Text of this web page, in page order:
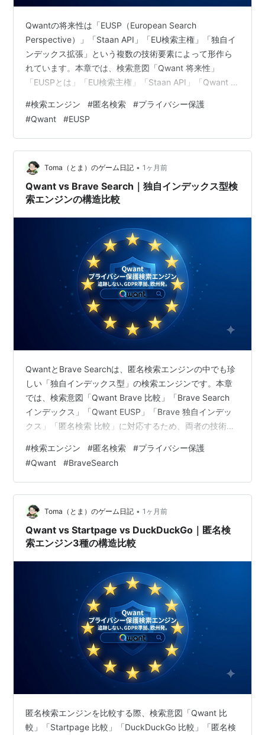
Qwantの将来性は「EUSP（European Search
Perspective）」「Staan API」「EU検索主権」「独自イ
ンデックス拡張」という複数の技術要素によって形作ら
れています。本章では、検索意図「Qwant 将来性」
「EUSPとは」「EU検索主権」「Staan API」「Qwant イ
ように進化するのかを体系的に整理します。Google依存
からの脱却、欧州検索インフラの強化、AI検索基盤とし
ての拡張など、Qwantの未来像を総合的に解説します。
この記事でわかること EUSP（欧州検索基盤）の役割と
構造 Qwantの独…
#検索エンジン #匿名検索 #プライバシー保護
#Qwant #EUSP
Toma（とま）のゲーム日記 • 1ヶ月前
Qwant vs Brave Search｜独自インデックス型検
索エンジンの構造比較
QwantとBrave Searchは、匿名検索エンジンの中でも珍
しい「独自インデックス型」の検索エンジンです。本章
では、検索意図「Qwant Brave 比較」「Brave Search
インデックス」「Qwant EUSP」「Brave 独自インデッ
クス」「匿名検索 比較」に対応するため、両者の技術構
系的に比較します。EU検索主権（EUSP）とBraveの独自
インデックス戦略の違いも踏まえ、独自インデックス型
検索エンジンの全体像を整理します。 この記事でわかる
こと QwantとBrave Searchの独自インデックス構造の違
い EUSPと…
#検索エンジン #匿名検索 #プライバシー保護
#Qwant #BraveSearch
Toma（とま）のゲーム日記 • 1ヶ月前
Qwant vs Startpage vs DuckDuckGo｜匿名検
索エンジン3種の構造比較
匿名検索エンジンを比較する際、検索意図「Qwant 比
較」「Startpage 比較」「DuckDuckGo 比較」「匿名検